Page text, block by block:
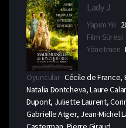
Lady J
Yapım Yılı
Film Süresi
Yönetmen
Oyuncular Cécile de France,
Natalia Dontcheva, Laure
Dupont, Juliette Laurent,
Gabrielle Atger, Jean-Michel